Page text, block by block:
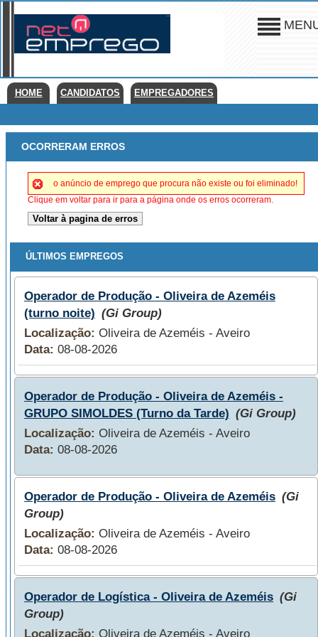
HOME CANDIDATOS EMPREGADORES
OCORRERAM ERROS
o anúncio de emprego que procura não existe ou foi eliminado!
Clique em voltar para ir para a página onde os erros ocorreram.
ÚLTIMOS EMPREGOS
Operador de Produção - Oliveira de Azeméis
(turno noite) (Gi Group)
Localização: Oliveira de Azeméis - Aveiro
Data: 08-08-2026
Operador de Produção - Oliveira de Azeméis -
GRUPO SIMOLDES (Turno da Tarde) (Gi Group)
Localização: Oliveira de Azeméis - Aveiro
Data: 08-08-2026
Operador de Produção - Oliveira de Azeméis (Gi
Group)
Localização: Oliveira de Azeméis - Aveiro
Data: 08-08-2026
Operador de Logística - Oliveira de Azeméis (Gi
Group)
Localização: Oliveira de Azeméis - Aveiro